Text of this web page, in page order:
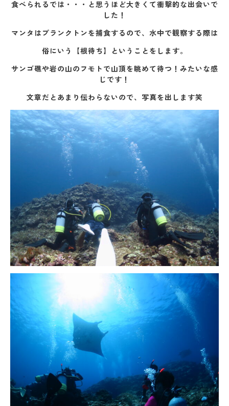
食べられるでは・・・と思うほど大きくて衝撃的な出会いで
した！
マンタはプランクトンを捕食するので、水中で観察する際は
俗にいう【根待ち】ということをします。
サンゴ礁や岩の山のフモトで山頂を眺めて待つ！みたいな感
じです！
文章だとあまり伝わらないので、写真を出します笑